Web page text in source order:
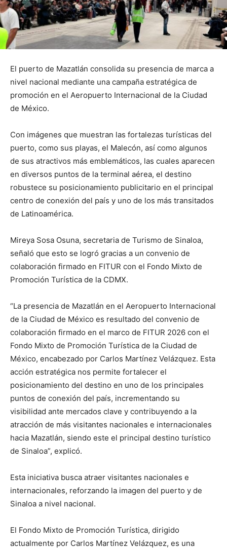
El puerto de Mazatlán consolida su presencia de marca a
nivel nacional mediante una campaña estratégica de
promoción en el Aeropuerto Internacional de la Ciudad
de México.
Con imágenes que muestran las fortalezas turísticas del
puerto, como sus playas, el Malecón, así como algunos
de sus atractivos más emblemáticos, las cuales aparecen
en diversos puntos de la terminal aérea, el destino
robustece su posicionamiento publicitario en el principal
centro de conexión del país y uno de los más transitados
de Latinoamérica.
Mireya Sosa Osuna, secretaria de Turismo de Sinaloa,
señaló que esto se logró gracias a un convenio de
colaboración firmado en FITUR con el Fondo Mixto de
Promoción Turística de la CDMX.
“La presencia de Mazatlán en el Aeropuerto Internacional
de la Ciudad de México es resultado del convenio de
colaboración firmado en el marco de FITUR 2026 con el
Fondo Mixto de Promoción Turística de la Ciudad de
México, encabezado por Carlos Martínez Velázquez. Esta
acción estratégica nos permite fortalecer el
posicionamiento del destino en uno de los principales
puntos de conexión del país, incrementando su
visibilidad ante mercados clave y contribuyendo a la
atracción de más visitantes nacionales e internacionales
hacia Mazatlán, siendo este el principal destino turístico
de Sinaloa”, explicó.
Esta iniciativa busca atraer visitantes nacionales e
internacionales, reforzando la imagen del puerto y de
Sinaloa a nivel nacional.
El Fondo Mixto de Promoción Turística, dirigido
actualmente por Carlos Martínez Velázquez, es una